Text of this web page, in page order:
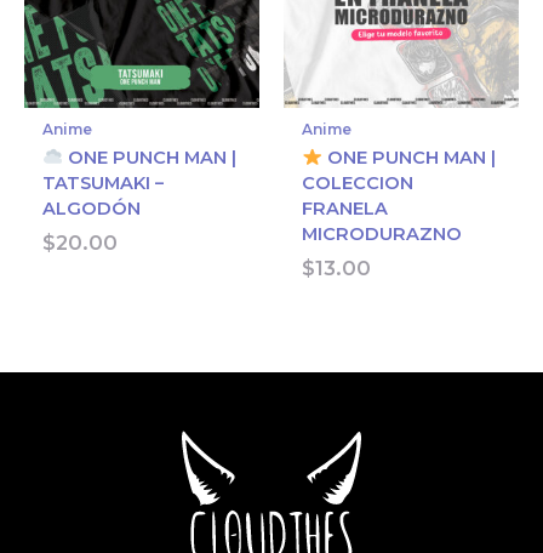
Anime
ONE PUNCH MAN |
TATSUMAKI –
ALGODÓN
$20.00
Anime
ONE PUNCH MAN |
COLECCION
FRANELA
MICRODURAZNO
$13.00